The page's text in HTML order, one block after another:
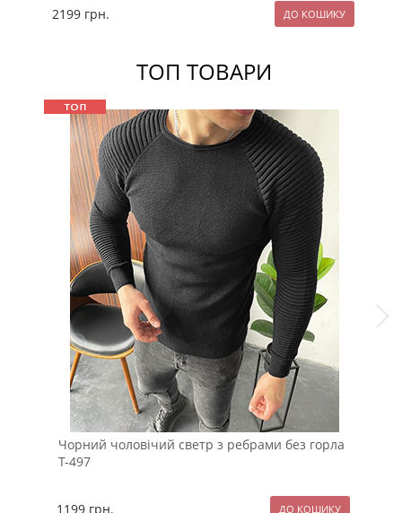
2199 грн.
ТОП ТОВАРИ
Чорний чоловічий светр з ребрами без горла
Т-497
1199 грн.